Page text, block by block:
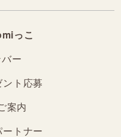
っこ
ー
ト応募
案内
トナー